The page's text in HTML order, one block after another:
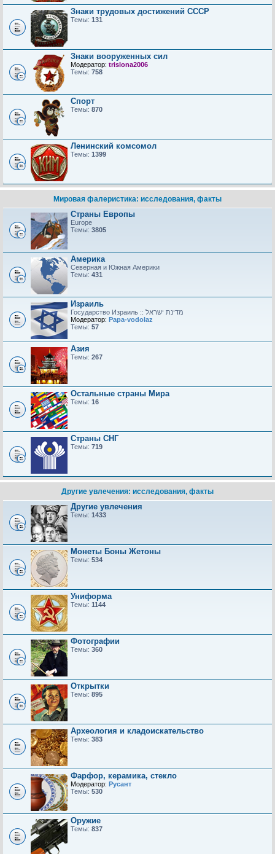
Знаки трудовых достижений CCCP
Темы: 131
Знаки вооруженных сил
Модератор: trislona2006
Темы: 758
Спорт
Темы: 870
Ленинский комсомол
Темы: 1399
Мировая фалеристика: исследования, факты
Страны Европы
Europe
Темы: 3805
Америка
Северная и Южная Америки
Темы: 431
Израиль
Модератор: Papa-vodolaz
Темы: 57
Азия
Темы: 267
Остальные страны Мира
Темы: 16
Страны СНГ
Темы: 719
Другие увлечения: исследования, факты
Другие увлечения
Темы: 1433
Монеты Боны Жетоны
Темы: 534
Униформа
Темы: 1144
Фотографии
Темы: 360
Открытки
Темы: 895
Археология и кладоискательство
Темы: 383
Фарфор, керамика, стекло
Модератор: Русант
Темы: 530
Оружие
Темы: 837